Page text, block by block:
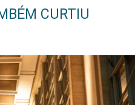
CURTIU